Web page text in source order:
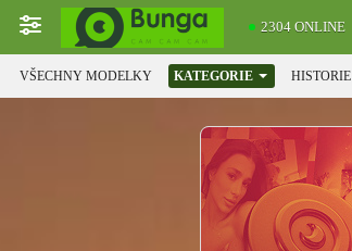
2304 ONLINE
VŠECHNY MODELKY KATEGORIE HISTORIE